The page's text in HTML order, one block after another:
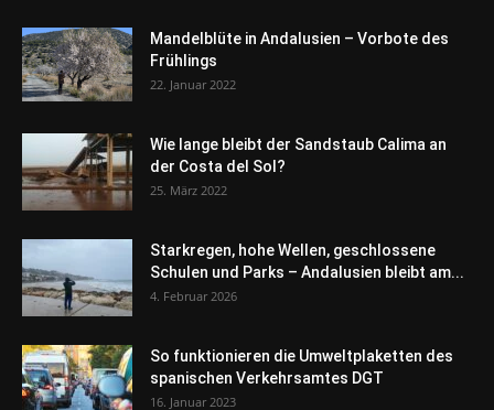
Mandelblüte in Andalusien – Vorbote des
Frühlings
22. Januar 2022
Wie lange bleibt der Sandstaub Calima an
der Costa del Sol?
25. März 2022
Starkregen, hohe Wellen, geschlossene
Schulen und Parks – Andalusien bleibt am...
4. Februar 2026
So funktionieren die Umweltplaketten des
spanischen Verkehrsamtes DGT
16. Januar 2023